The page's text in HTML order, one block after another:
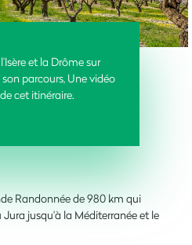
et la Drôme sur
son parcours, Une vidéo
cet itinéraire.
Randonnée de 980 km qui
jusqu'à la Méditerranée et le